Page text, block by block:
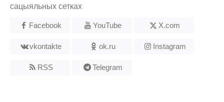
сацыяльных сетках
Facebook YouTube X.com
vkontakte ok.ru Instagram
RSS Telegram